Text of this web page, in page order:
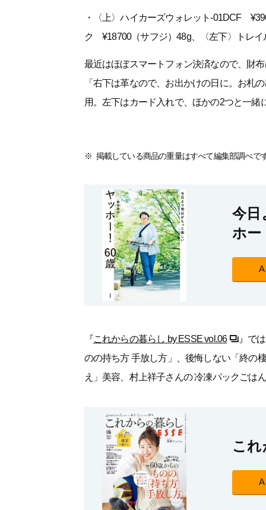
・〈上〉ハイカーズウォレット-01DCF
ク ¥18700（サフジ）48g、〈左下〉トレ
最近はほぼスマートフォン決済なので、財
「右下は革なので、お出かけの日に。お札
用。左下はカード入れで、ほかの2つと一緒
掲載している商品の重量はすべて編集部調べで
今
ホー
『これからの暮らし by ESSE vol.06
』で
のの持ち方 手放し方」、後悔しない「終の
え」美容、村上祥子さんの 冷凍パックごは
こ